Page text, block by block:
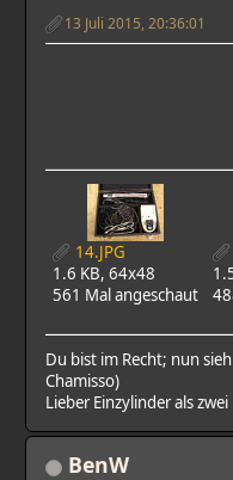
13 Juli 2015, 20:36:01
14.JPG
1.6 KB, 64x48
561 Mal angeschaut
Du bist im Recht; nun
Chamisso)
Lieber Einzylinder als
BenW